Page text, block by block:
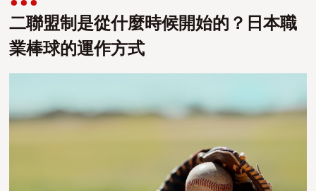
二聯盟制是從什麼時候開始的？日本職
業棒球的運作方式